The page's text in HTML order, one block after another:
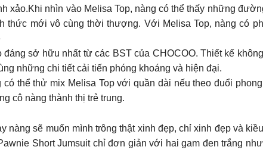
xảo.Khi nhìn vào Melisa Top, nàng có thể thấy những
thức mới vô cùng thời thượng. Với Melisa Top, nàng có
sở hữu nhất từ các BST của CHOCOO. Thiết kế
những chi tiết cải tiến phóng khoáng và hiện đại.
thể thử mix Melisa Top với quần dài nếu theo đuổi
cô nàng thành thị trẻ trung.
sẽ muốn mình trông thật xinh đẹp, chỉ xinh đẹp và
Short Jumsuit chỉ đơn giản với hai gam đen trắng